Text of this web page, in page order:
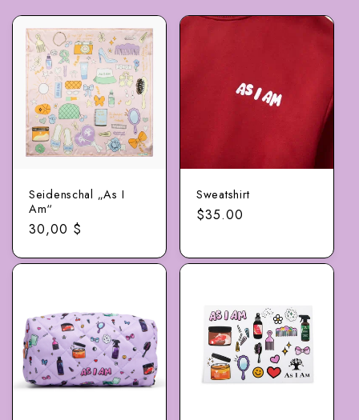
Seidenschal „As I
Am“
Normalpreis
30,00 $
Sweatshirt
Regulärer
$35.00